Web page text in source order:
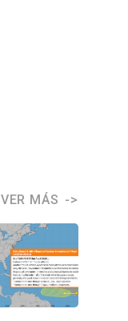
VER MÁS